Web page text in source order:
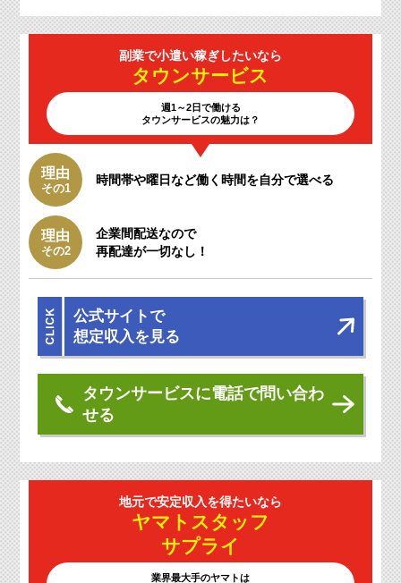
副業で小遣い稼ぎしたいなら
タウンサービス
週1～2日で働ける
タウンサービスの魅力は？
理由
その1
時間帯や曜日など働く時間を自分で選べる
理由
その2
企業間配送なので
再配達が一切なし！
公式サイトで
想定収入を見る
タウンサービスに電話で問い合わ
せる
地元で安定収入を得たいなら
ヤマトスタッフ
サプライ
業界最大手のヤマトは